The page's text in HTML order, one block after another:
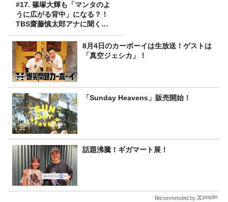
#17. 篠塚大輝も「マンタのよ
うに広がる背中」になる？！
TBS齋藤慎太郎アナに聞くメ
ンズフィジークの魅力！！
8月4日のカーボーイは生放送！ゲストは
「真空ジェシカ」！
「Sunday Heavens」販売開始！
話題沸騰！ギガマート展！
Recommended by